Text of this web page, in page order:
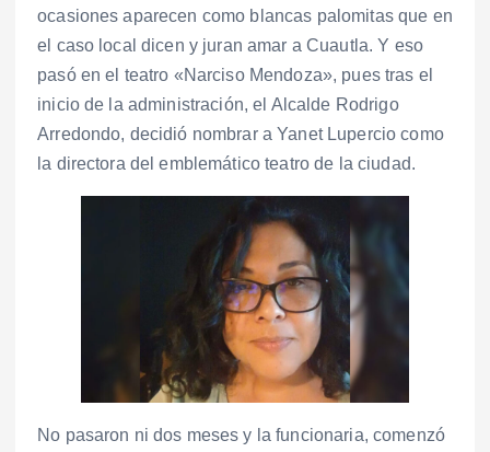
ocasiones aparecen como blancas palomitas que en
el caso local dicen y juran amar a Cuautla. Y eso
pasó en el teatro «Narciso Mendoza», pues tras el
inicio de la administración, el Alcalde Rodrigo
Arredondo, decidió nombrar a Yanet Lupercio como
la directora del emblemático teatro de la ciudad.
No pasaron ni dos meses y la funcionaria, comenzó